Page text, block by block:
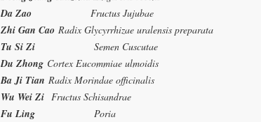
Da Zao Fructus Jujubae
Zhi Gan Cao Radix Glycyrrhizae uralensis preparata
Tu Si Zi Semen Cuscutae
Du Zhong Cortex Eucommiae ulmoidis
Ba Ji Tian Radix Morindae officinalis
Wu Wei Zi Fructus Schisandrae
Fu Ling Poria